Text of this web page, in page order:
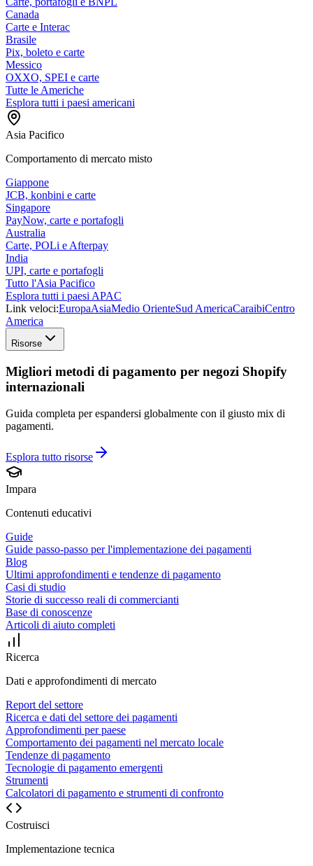
Canada
Carte e Interac
Brasile
Pix, boleto e carte
Messico
OXXO, SPEI e carte
Tutte le Americhe
Esplora tutti i paesi americani
Asia Pacifico
Comportamento di mercato misto
Giappone
JCB, konbini e carte
Singapore
PayNow, carte e portafogli
Australia
Carte, POLi e Afterpay
India
UPI, carte e portafogli
Tutto l'Asia Pacifico
Esplora tutti i paesi APAC
Link veloci:EuropaAsiaMedio OrienteSud AmericaCaraibiCentro
America
Risorse
Migliori metodi di pagamento per negozi Shopify
internazionali
Guida completa per espandersi globalmente con il giusto mix di
pagamenti.
Esplora tutto risorse
Impara
Contenuti educativi
Guide
Guide passo-passo per l'implementazione dei pagamenti
Blog
Ultimi approfondimenti e tendenze di pagamento
Casi di studio
Storie di successo reali di commercianti
Base di conoscenze
Articoli di aiuto completi
Ricerca
Dati e approfondimenti di mercato
Report del settore
Ricerca e dati del settore dei pagamenti
Approfondimenti per paese
Comportamento dei pagamenti nel mercato locale
Tendenze di pagamento
Tecnologie di pagamento emergenti
Strumenti
Calcolatori di pagamento e strumenti di confronto
Costruisci
Implementazione tecnica